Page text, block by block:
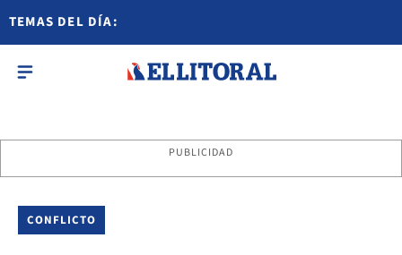
TEMAS DEL DÍA:
PUBLICIDAD
CONFLICTO